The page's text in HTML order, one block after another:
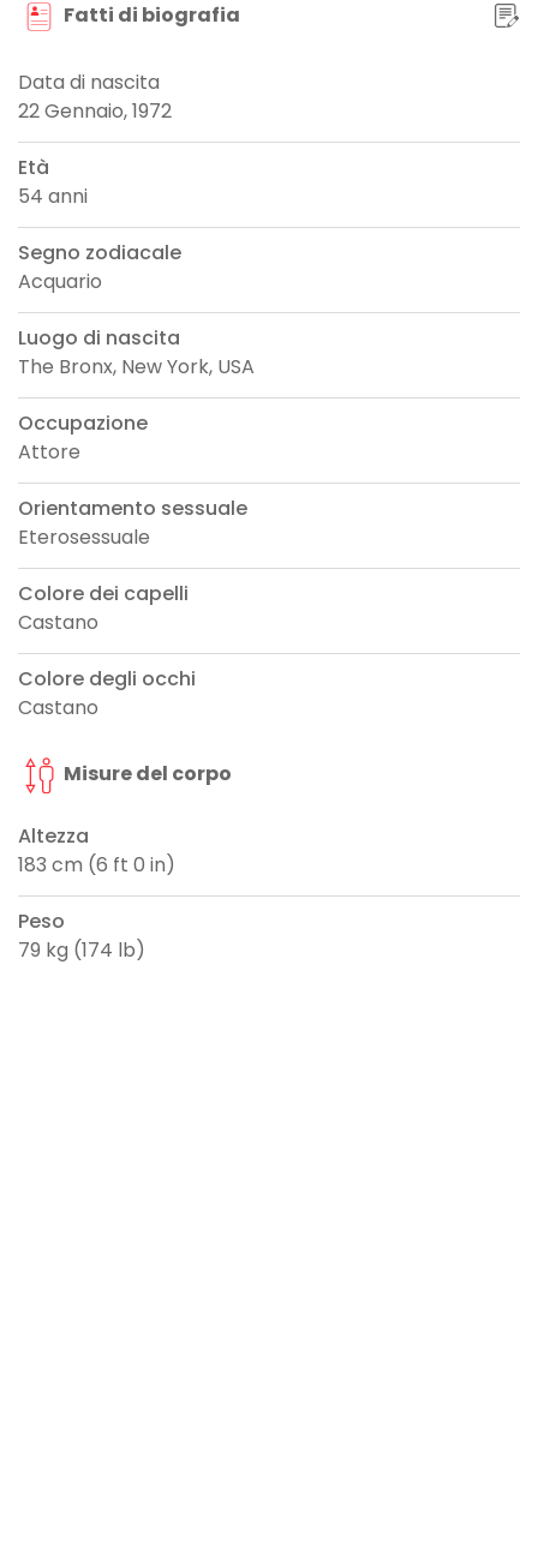
Fatti di biografia
Data di nascita
22 Gennaio, 1972
Età
54 anni
Segno zodiacale
Acquario
Luogo di nascita
The Bronx, New York, USA
Occupazione
Attore
Orientamento sessuale
Eterosessuale
Colore dei capelli
Castano
Colore degli occhi
Castano
Misure del corpo
Altezza
183 cm (6 ft 0 in)
Peso
79 kg (174 lb)